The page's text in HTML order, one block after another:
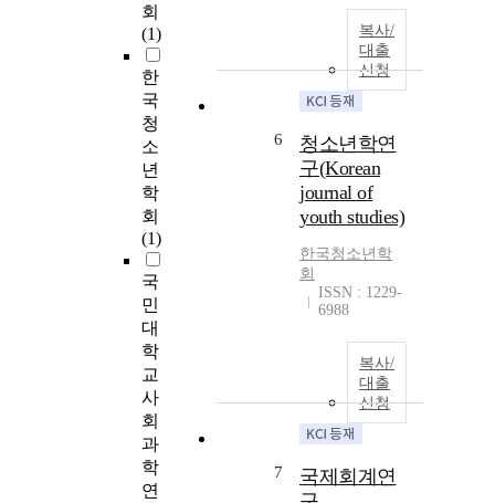
회
(1)
한
국
청
소
년
학
회
(1)
국
민
대
학
교
사
회
과
학
연
복사/
대출
신청
6
청소년학연
구(Korean
journal of
youth studies)
한국청소년학
회
ISSN : 1229-
6988
복사/
대출
신청
7
국제회계연